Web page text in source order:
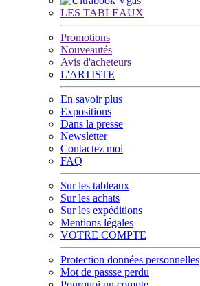
LES TABLEAUX
Promotions
Nouveautés
Avis d'acheteurs
L'ARTISTE
En savoir plus
Expositions
Dans la presse
Newsletter
Contactez moi
FAQ
Sur les tableaux
Sur les achats
Sur les expéditions
Mentions légales
VOTRE COMPTE
Protection données personnelles
Mot de passse perdu